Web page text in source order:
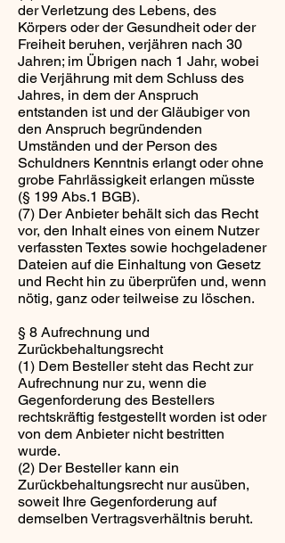
der Verletzung des Lebens, des
Körpers oder der Gesundheit oder der
Freiheit beruhen, verjähren nach 30
Jahren; im Übrigen nach 1 Jahr, wobei
die Verjährung mit dem Schluss des
Jahres, in dem der Anspruch
entstanden ist und der Gläubiger von
den Anspruch begründenden
Umständen und der Person des
Schuldners Kenntnis erlangt oder ohne
grobe Fahrlässigkeit erlangen müsste
(§ 199 Abs.1 BGB).
(7) Der Anbieter behält sich das Recht
vor, den Inhalt eines von einem Nutzer
verfassten Textes sowie hochgeladener
Dateien auf die Einhaltung von Gesetz
und Recht hin zu überprüfen und, wenn
nötig, ganz oder teilweise zu löschen.
§ 8 Aufrechnung und
Zurückbehaltungsrecht
(1) Dem Besteller steht das Recht zur
Aufrechnung nur zu, wenn die
Gegenforderung des Bestellers
rechtskräftig festgestellt worden ist oder
von dem Anbieter nicht bestritten
wurde.
(2) Der Besteller kann ein
Zurückbehaltungsrecht nur ausüben,
soweit Ihre Gegenforderung auf
demselben Vertragsverhältnis beruht.